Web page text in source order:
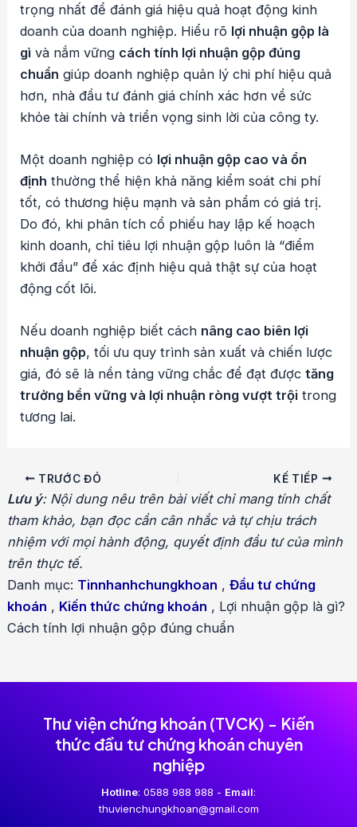
trọng nhất để đánh giá hiệu quả hoạt động kinh
doanh của doanh nghiệp. Hiểu rõ lợi nhuận gộp là
gì và nắm vững cách tính lợi nhuận gộp đúng
chuẩn giúp doanh nghiệp quản lý chi phí hiệu quả
hơn, nhà đầu tư đánh giá chính xác hơn về sức
khỏe tài chính và triển vọng sinh lời của công ty.
Một doanh nghiệp có lợi nhuận gộp cao và ổn
định thường thể hiện khả năng kiểm soát chi phí
tốt, có thương hiệu mạnh và sản phẩm có giá trị.
Do đó, khi phân tích cổ phiếu hay lập kế hoạch
kinh doanh, chỉ tiêu lợi nhuận gộp luôn là “điểm
khởi đầu” để xác định hiệu quả thật sự của hoạt
động cốt lõi.
Nếu doanh nghiệp biết cách nâng cao biên lợi
nhuận gộp, tối ưu quy trình sản xuất và chiến lược
giá, đó sẽ là nền tảng vững chắc để đạt đượctăng
trưởng bền vững và lợi nhuận ròng vượt trội trong
tương lai.
Điều
hướng
bài
viết
TRƯỚC ĐÓ KẾ TIẾP
Lưu ý: Nội dung nêu trên bài viết chỉ mang tính chất
tham khảo, bạn đọc cần cân nhắc và tự chịu trách
nhiệm với mọi hành động, quyết định đầu tư của mình
trên thực tế.
Danh mục: Tinnhanhchungkhoan , Đầu tư chứng
khoán , Kiến thức chứng khoán , Lợi nhuận gộp là gì?
Cách tính lợi nhuận gộp đúng chuẩn
Thư viện chứng khoán (TVCK) - Kiến
thức đầu tư chứng khoán chuyên
nghiệp
Hotline: 0588 988 988 - Email:
thuvienchungkhoan@gmail.com